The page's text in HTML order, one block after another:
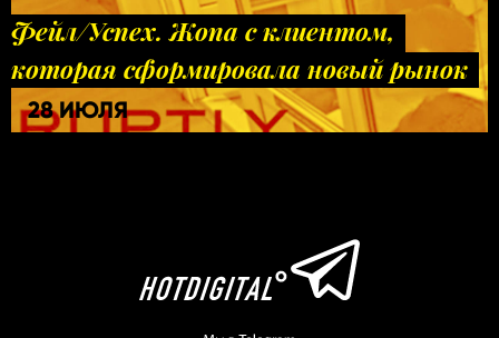
Фейл/Успех. Жопа с клиентом,
которая сформировала новый рынок
28 ИЮЛЯ